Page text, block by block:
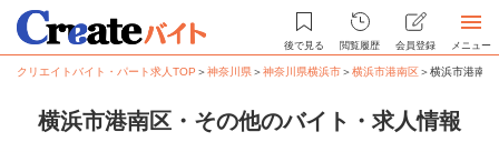
後で見る 閲覧履歴 会員登録 メニュー
クリエイトバイト・パート求人TOP ＞神奈川県＞神奈川県横浜市＞横浜市港南区＞横浜市港南
横浜市港南区・その他のバイト・求人情報